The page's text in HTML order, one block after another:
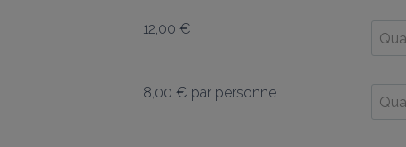
12,00 €
8,00 € par personne